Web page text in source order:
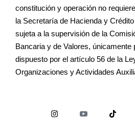
constitución y operación no
la Secretaría de Hacienda y
sujeta a la supervisión de la
Bancaria y de Valores, únicamente
dispuesto por el artículo 56 de la
Organizaciones y Actividades